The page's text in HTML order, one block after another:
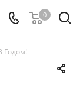
0
Годом!